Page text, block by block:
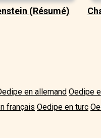
(Résumé)
en allemand Oedipe
français Oedipe en turc